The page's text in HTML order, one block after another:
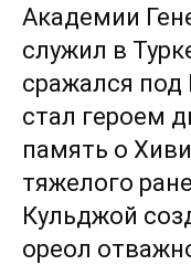
Академии
служил в
сражался под
стал героем
память о
тяжелого
Кульджой
ореол